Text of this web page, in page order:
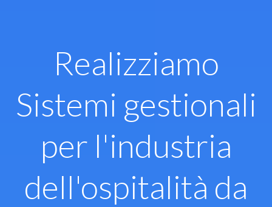
Realizziamo
Sistemi gestionali
per l'industria
dell'ospitalità da